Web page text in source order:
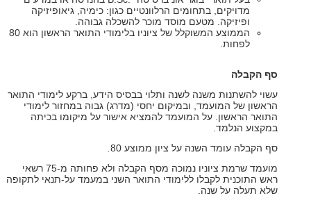
מדויקים, בתחומים הרלוונטיים כגון: כימיה, גיאופיזיקה
ופיזיקה. מטעם מוסד מוכר להשכלה גבוהה.
הממוצע המשוקלל של ציוניו בלימודי התואר הראשון הוא 80
לפחות.
סף הקבלה
עשוי להשתנות משנה לשנה ותלוי בבסיס הידע, ברקע לימודי התואר
הראשון של המועמד, ובמיקום יחסי (מדרג) גבוה במחזור לימודי
התואר הראשון. על המועמד להמציא אישור על מיקומו בכיתה
במקצוע הנלמד.
סף הקבלה עומד השנה על ציון ממוצע 80
.
מועמד שרמת ציוניו נמוכה מסף הקבלה ולא פחותה מ-75 רשאי
ראש התוכנית לקבלו ללימודי התואר השני במעמד על-תנאי לתקופה
שלא תעלה על שנה.